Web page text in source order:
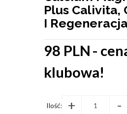
Plus Calivita,
I
98 PLN -
klubowa!
Ilość: + -